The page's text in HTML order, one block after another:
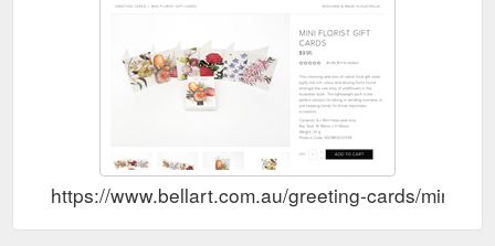
https://www.bellart.com.au/greeting-cards/mini-